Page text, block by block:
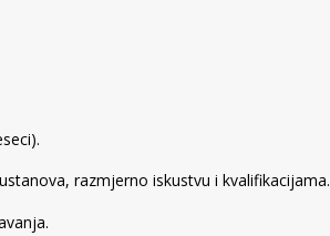
razmjerno iskustvu i kvalifikacijama.